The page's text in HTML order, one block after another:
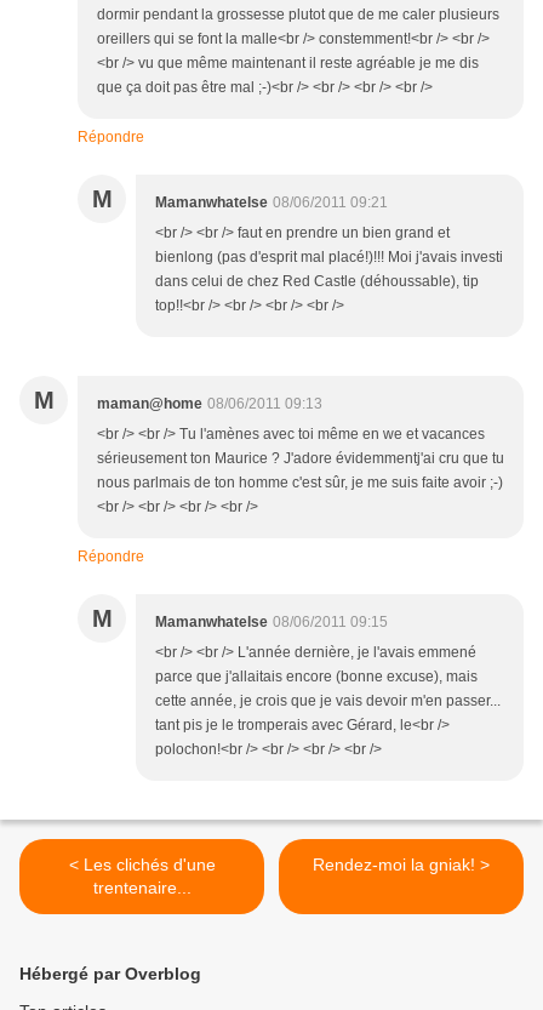
dormir pendant la grossesse plutot que de me caler plusieurs
oreillers qui se font la malle<br /> constemment!<br /> <br />
<br /> vu que même maintenant il reste agréable je me dis
que ça doit pas être mal ;-)<br /> <br /> <br /> <br />
Répondre
M Mamanwhatelse 08/06/2011 09:21
<br /> <br /> faut en prendre un bien grand et
bienlong (pas d'esprit mal placé!)!!! Moi j'avais investi
dans celui de chez Red Castle (déhoussable), tip
top!!<br /> <br /> <br /> <br />
M maman@home 08/06/2011 09:13
<br /> <br /> Tu l'amènes avec toi même en we et vacances
sérieusement ton Maurice ? J'adore évidemmentj'ai cru que tu
nous parlmais de ton homme c'est sûr, je me suis faite avoir ;-)
<br /> <br /> <br /> <br />
Répondre
M Mamanwhatelse 08/06/2011 09:15
<br /> <br /> L'année dernière, je l'avais emmené
parce que j'allaitais encore (bonne excuse), mais
cette année, je crois que je vais devoir m'en passer...
tant pis je le tromperais avec Gérard, le<br />
polochon!<br /> <br /> <br /> <br />
< Les clichés d'une
trentenaire...
Rendez-moi la gniak! >
Hébergé par Overblog